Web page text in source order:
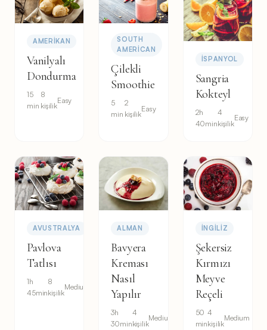
AMERIKAN
Vanilyalı
Dondurma
15
min
8
kişilik
Easy
SOUTH
AMERICAN
Çilekli
Smoothie
5
min
2
kişilik
Easy
İSPANYOL
Sangria
Kokteyl
2h
40min
4
kişilik
Easy
AVUSTRALYA
Pavlova
Tatlısı
1h
45min
8
kişilik
Medium
ALMAN
Bavyera
Kreması
Nasıl
Yapılır
3h
30min
4
kişilik
Medium
İNGILIZ
Şekersiz
Kırmızı
Meyve
Reçeli
50
min
4
kişilik
Medium